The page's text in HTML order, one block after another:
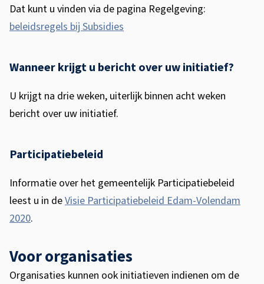
e
t
Dat kunt u vinden via de pagina Regelgeving:
beleidsregels bij Subsidies
Wanneer krijgt u bericht over uw initiatief?
U krijgt na drie weken, uiterlijk binnen acht weken
bericht over uw initiatief.
Participatiebeleid
Informatie over het gemeentelijk Participatiebeleid
leest u in deVisie Participatiebeleid Edam-Volendam
2020.
Voor organisaties
Organisaties kunnen ook initiatieven indienen om de